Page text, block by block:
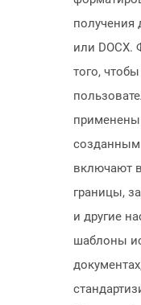
получения
или DOCX.
того,
созданным
включают
границы,
и другие
шаблоны